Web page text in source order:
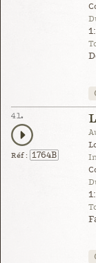
41.
Réf : 1764B